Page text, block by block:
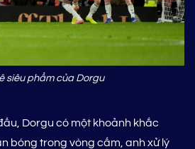
siêu phẩm của Dorgu
Dorgu có một khoảnh khắc
bóng trong vòng cấm, anh xử lý